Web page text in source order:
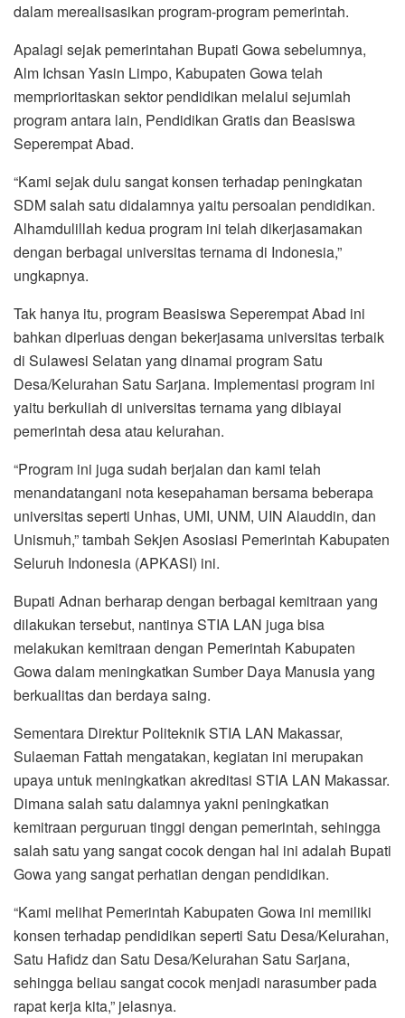
dalam merealisasikan program-program pemerintah.
Apalagi sejak pemerintahan Bupati Gowa sebelumnya,
Alm Ichsan Yasin Limpo, Kabupaten Gowa telah
memprioritaskan sektor pendidikan melalui sejumlah
program antara lain, Pendidikan Gratis dan Beasiswa
Seperempat Abad.
“Kami sejak dulu sangat konsen terhadap peningkatan
SDM salah satu didalamnya yaitu persoalan pendidikan.
Alhamdulillah kedua program ini telah dikerjasamakan
dengan berbagai universitas ternama di Indonesia,”
ungkapnya.
Tak hanya itu, program Beasiswa Seperempat Abad ini
bahkan diperluas dengan bekerjasama universitas terbaik
di Sulawesi Selatan yang dinamai program Satu
Desa/Kelurahan Satu Sarjana. Implementasi program ini
yaitu berkuliah di universitas ternama yang dibiayai
pemerintah desa atau kelurahan.
“Program ini juga sudah berjalan dan kami telah
menandatangani nota kesepahaman bersama beberapa
universitas seperti Unhas, UMI, UNM, UIN Alauddin, dan
Unismuh,” tambah Sekjen Asosiasi Pemerintah Kabupaten
Seluruh Indonesia (APKASI) ini.
Bupati Adnan berharap dengan berbagai kemitraan yang
dilakukan tersebut, nantinya STIA LAN juga bisa
melakukan kemitraan dengan Pemerintah Kabupaten
Gowa dalam meningkatkan Sumber Daya Manusia yang
berkualitas dan berdaya saing.
Sementara Direktur Politeknik STIA LAN Makassar,
Sulaeman Fattah mengatakan, kegiatan ini merupakan
upaya untuk meningkatkan akreditasi STIA LAN Makassar.
Dimana salah satu dalamnya yakni peningkatkan
kemitraan perguruan tinggi dengan pemerintah, sehingga
salah satu yang sangat cocok dengan hal ini adalah Bupati
Gowa yang sangat perhatian dengan pendidikan.
“Kami melihat Pemerintah Kabupaten Gowa ini memiliki
konsen terhadap pendidikan seperti Satu Desa/Kelurahan,
Satu Hafidz dan Satu Desa/Kelurahan Satu Sarjana,
sehingga beliau sangat cocok menjadi narasumber pada
rapat kerja kita,” jelasnya.